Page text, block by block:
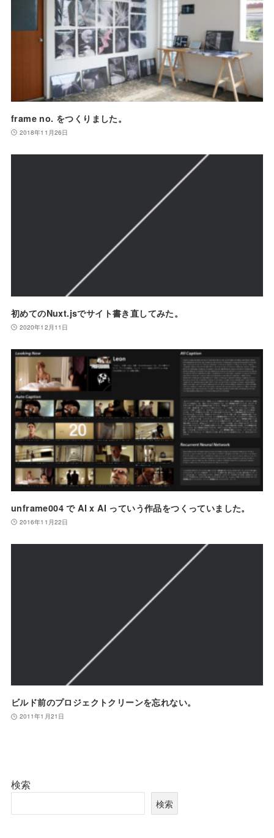
frame no. をつくりました。
2018年11月26日
初めてのNuxt.jsでサイト書き直してみた。
2020年12月11日
unframe004 で AI x AI っていう作品をつくっていました。
2016年11月22日
ビルド前のプロジェクトクリーンを忘れない。
2011年1月21日
検索
検索